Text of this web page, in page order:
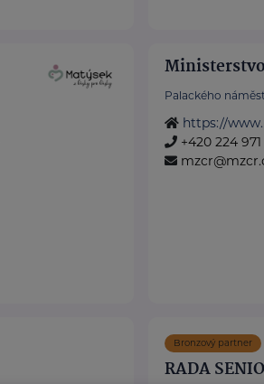
Palackého
https://
+420 224 971
Bronzový partner
RADA